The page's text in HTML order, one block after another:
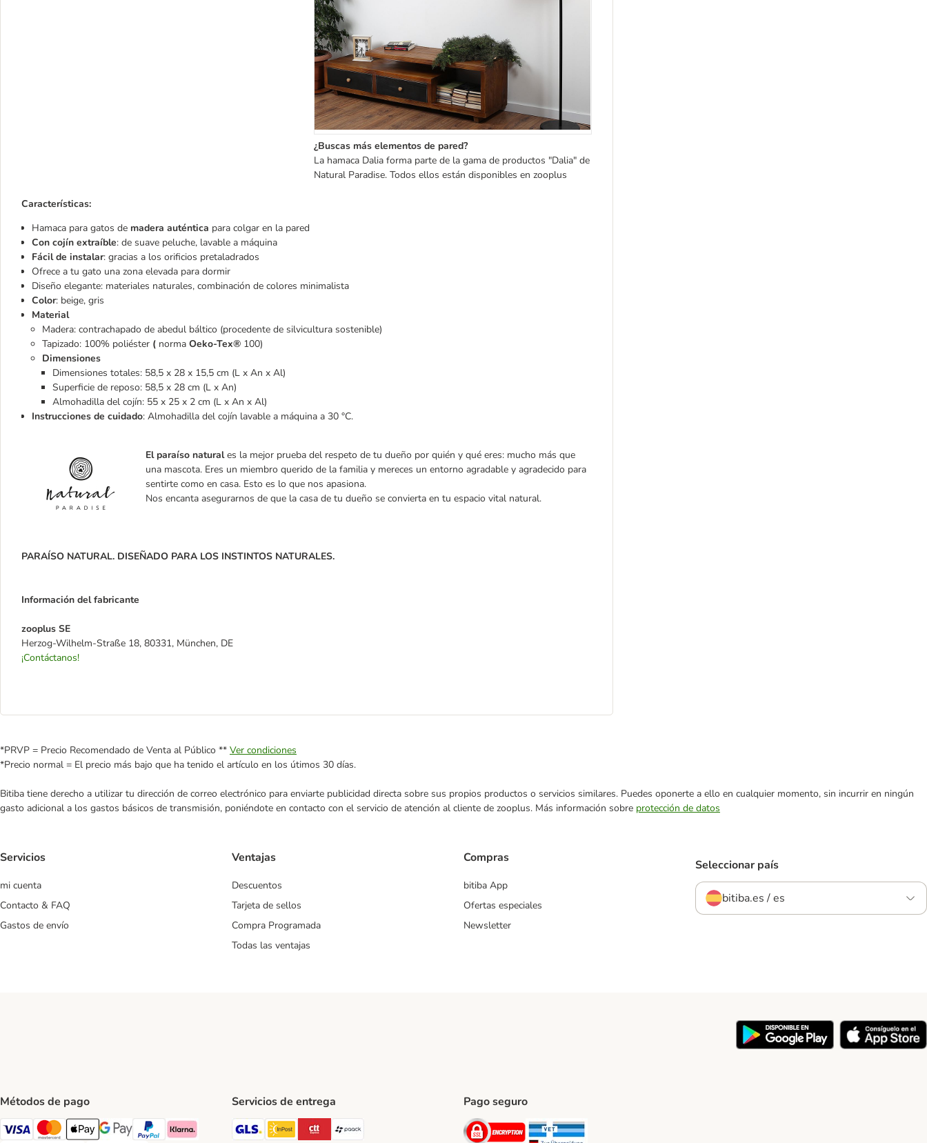
¿Buscas más elementos de pared?
La hamaca Dalia forma parte de la gama de productos "Dalia" de
Natural Paradise. Todos ellos están disponibles en zooplus
Características:
Hamaca para gatos de madera auténtica para colgar en la pared
Con cojín extraíble: de suave peluche, lavable a máquina
Fácil de instalar: gracias a los orificios pretaladrados
Ofrece a tu gato una zona elevada para dormir
Diseño elegante: materiales naturales, combinación de colores minimalista
Color: beige, gris
Material
Madera: contrachapado de abedul báltico (procedente de silvicultura sostenible)
Tapizado: 100% poliéster ( norma Oeko-Tex® 100)
Dimensiones
Dimensiones totales: 58,5 x 28 x 15,5 cm (L x An x Al)
Superficie de reposo: 58,5 x 28 cm (L x An)
Almohadilla del cojín: 55 x 25 x 2 cm (L x An x Al)
Instrucciones de cuidado: Almohadilla del cojín lavable a máquina a 30 °C.
El paraíso naturales la mejor prueba del respeto de tu dueño por quién y qué eres: mucho más que
una mascota. Eres un miembro querido de la familia y mereces un entorno agradable y agradecido para
sentirte como en casa. Esto es lo que nos apasiona.
Nos encanta asegurarnos de que la casa de tu dueño se convierta en tu espacio vital natural.
PARAÍSO NATURAL. DISEÑADO PARA LOS INSTINTOS NATURALES.
Información del fabricante
zooplus SE
Herzog-Wilhelm-Straße 18, 80331, München, DE
¡Contáctanos!
*PRVP = Precio Recomendado de Venta al Público ** Ver condiciones
*Precio normal = El precio más bajo que ha tenido el artículo en los útimos 30 días.
Bitiba tiene derecho a utilizar tu dirección de correo electrónico para enviarte publicidad directa sobre sus propios productos o servicios similares. Puedes oponerte a ello en cualquier momento, sin incurrir en ningún
gasto adicional a los gastos básicos de transmisión, poniéndote en contacto con el servicio de atención al cliente de zooplus. Más información sobre protección de datos
Servicios
mi cuenta
Contacto & FAQ
Gastos de envío
Ventajas
Descuentos
Tarjeta de sellos
Compra Programada
Todas las ventajas
Compras
bitiba App
Ofertas especiales
Newsletter
Seleccionar país
bitiba.es / es
Métodos de pago
Visa Payment Method
Mastercard Payment Method
Apple Pay Payment Method
Google Pay Payment Method
PayPal Payment Method
Klarna Payment Method
Servicios de entrega
GLS Shipping Method
InPost Shipping Method
CTTExpress Shipping Method
paack Shipping Method
Pago seguro
Security